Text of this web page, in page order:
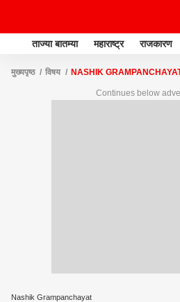
ताज्या बातम्या महाराष्ट्र राजकारण
मुख्यपृष्ठ विषय NASHIK
Continues below
Nashik Grampanchayat